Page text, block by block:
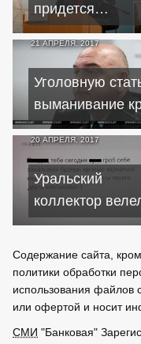
придется
оплачивать
кредиты мэра?
21 АПРЕЛЯ, 2017
Уголовную
выманивание
или субсидии
20 АПРЕЛЯ, 2017
Уральский
коллектор
женщине
за кредита
Содержание сайта,
политики обработки
использования файлов
или офертой и носит
СМИ "Банковая"